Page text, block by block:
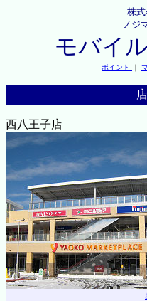
株
ノジ
モバイ
ポイント ｜
西八王子店